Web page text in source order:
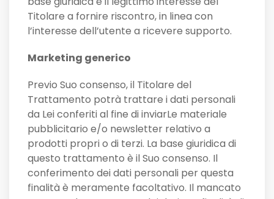
Titolare a fornire riscontro, in linea con
l’interesse dell’utente a ricevere supporto.
Marketing generico
Previo Suo consenso, il Titolare del
Trattamento potrà trattare i dati personali
da Lei conferiti al fine di inviarLe materiale
pubblicitario e/o newsletter relativo a
prodotti propri o di terzi. La base giuridica di
questo trattamento è il Suo consenso. Il
conferimento dei dati personali per questa
finalità è meramente facoltativo. Il mancato